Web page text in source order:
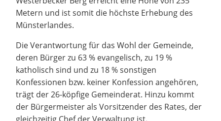
Metern und ist somit die höchste Erhebung des
Münsterlandes.
Die Verantwortung für das Wohl der Gemeinde,
deren Bürger zu 63 % evangelisch, zu 19 %
katholisch sind und zu 18 % sonstigen
Konfessionen bzw. keiner Konfession angehören,
trägt der 26-köpfige Gemeinderat. Hinzu kommt
der Bürgermeister als Vorsitzender des Rates, der